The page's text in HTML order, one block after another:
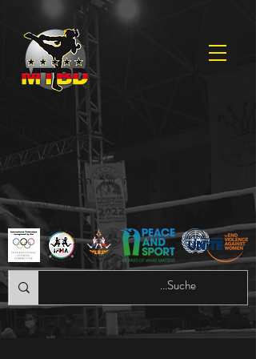
ONE MUAYTHAI
עמותה רשומה של הפדרציה של
Muay Thai